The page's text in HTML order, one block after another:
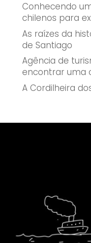
Conhecendo
chilenos para
As raízes da
de Santiago
Agência de
encontrar uma
A Cordilheira